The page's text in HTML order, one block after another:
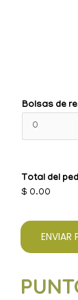
Bolsas de
Total del
$ 0.00
ENVIAR